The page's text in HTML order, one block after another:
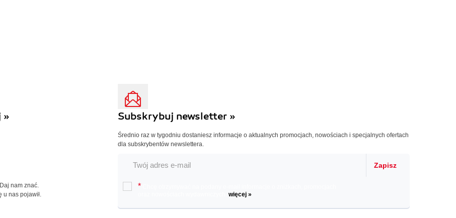
»
nam znać.
u nas pojawił.
Subskrybuj newsletter »
Średnio raz w tygodniu dostaniesz informacje o aktualnych promocjach, nowościach i specjalnych ofertach
dla subskrybentów newslettera.
Zapisz
*
więcej »